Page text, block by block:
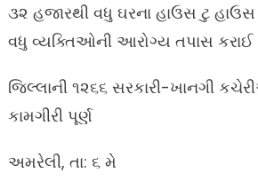
૩૨ હજારથી વધુ ઘરના હાઉસ ટુ હાઉસ
વધુ વ્યક્તિઓની આરોગ્ય તપાસ કરાઈ
જિલ્લાની ૧૨૬૬ સરકારી-ખાનગી
કામગીરી પૂર્ણ
અમરેલી, તા: ૬ મે